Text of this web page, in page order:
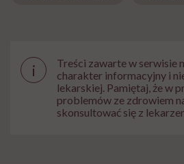
i
Treści zawarte w serwisie
charakter informacyjny i
lekarskiej. Pamiętaj, że w
problemów ze zdrowiem
skonsultować się z